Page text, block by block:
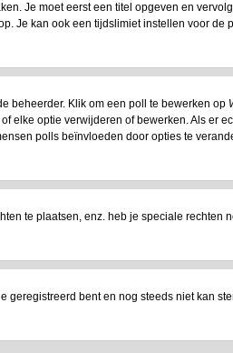
Je moet eerst een titel opgeven en
Je kan ook een tijdslimiet instellen voor de
beheerder. Klik om een poll te bewerken op
elke optie verwijderen of bewerken. Als er
polls beïnvloeden door opties te
te plaatsen, enz. heb je speciale rechten
geregistreerd bent en nog steeds niet kan